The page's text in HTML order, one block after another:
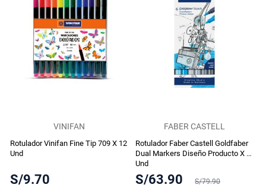
VINIFAN
Rotulador Vinifan Fine Tip 709 X 12
Und
S/9.70
FABER CASTELL
Rotulador Faber Castell Goldfaber
Dual Markers Diseño Producto X 6
Und
S/63.90 S/79.90